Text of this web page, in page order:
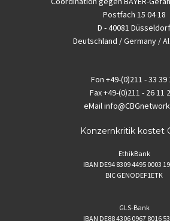
Postfach 15 04 18
D - 40081 Düsseldorf
Deutschland / Germany /
Fon +49-(0)211 - 33 39
Fax+49-(0)211 - 26 11
eMail
Konzernkritik kostet
EthikBank
IBAN DE94 8309 4495 0003
BIC GENODEF1ETK
GLS-Bank
IBAN DE88 4306 0967 8016